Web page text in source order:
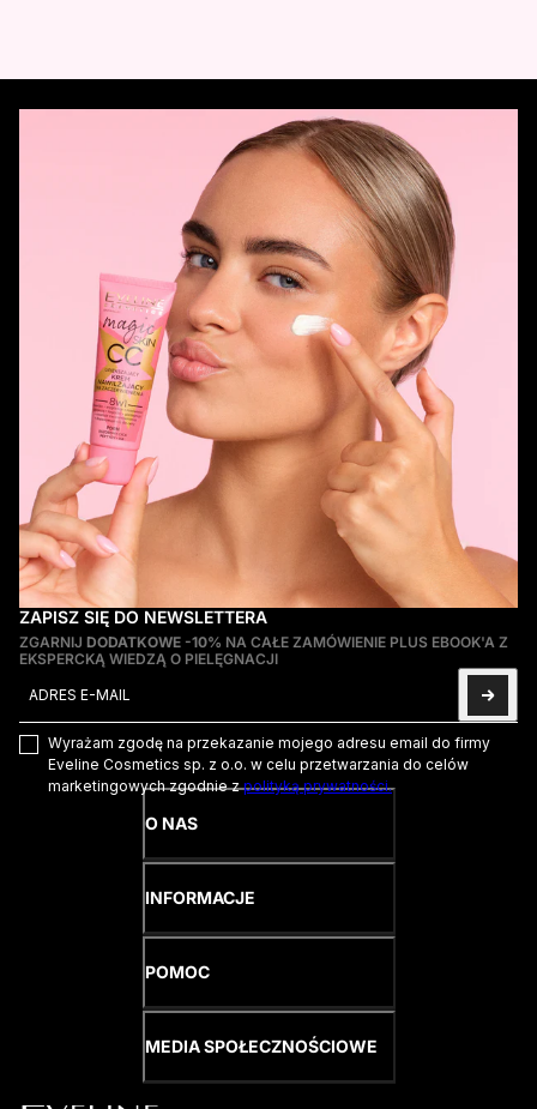
ZAPISZ SIĘ DO NEWSLETTERA
ZGARNIJ DODATKOWE -10% NA CAŁE ZAMÓWIENIE PLUS EBOOK'A Z
EKSPERCKĄ WIEDZĄ O PIELĘGNACJI
Wyrażam zgodę na przekazanie mojego adresu email do firmy
Eveline Cosmetics sp. z o.o. w celu przetwarzania do celów
marketingowych zgodnie zpolityką prywatności.
Ta strona jest chroniona przez hCaptcha i obowiązują na niej
O NAS
INFORMACJE
POMOC
MEDIA SPOŁECZNOŚCIOWE